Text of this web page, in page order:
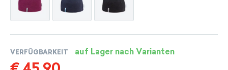
VERFÜGBARKEIT auf Lager nach Varianten